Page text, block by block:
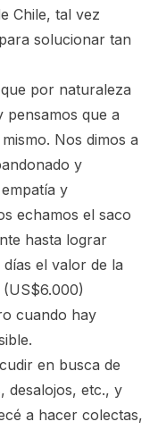
Chile, tal vez
solucionar tan
por naturaleza
que a
Nos dimos a
y
y
echamos el saco
hasta lograr
el valor de la
cuando hay
en busca de
desalojos, etc., y
a hacer colectas,